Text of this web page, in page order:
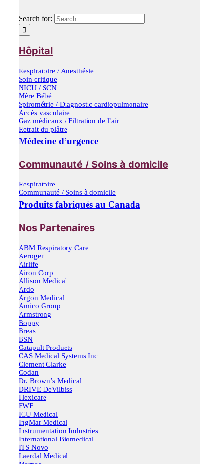
Search for:
Hôpital
Respiratoire / Anesthésie
Soin critique
NICU / SCN
Mère Bébé
Spirométrie / Diagnostic cardiopulmonaire
Accès vasculaire
Gaz médicaux / Filtration de l’air
Retrait du plâtre
Médecine d’urgence
Communauté / Soins à domicile
Respiratoire
Communauté / Soins à domicile
Produits fabriqués au Canada
Nos Partenaires
ABM Respiratory Care
Aerogen
Airlife
Airon Corp
Allison Medical
Ardo
Argon Medical
Amico Group
Armstrong
Boppy
Breas
BSN
Catapult Products
CAS Medical Systems Inc
Clement Clarke
Codan
Dr. Brown’s Medical
DRIVE DeVilbiss
Flexicare
FWF
ICU Medical
IngMar Medical
Instrumentation Industries
International Biomedical
ITS Novo
Laerdal Medical